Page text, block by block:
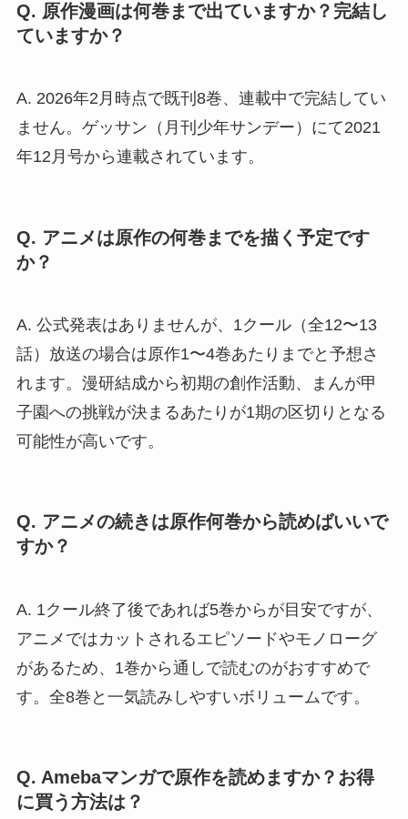
Q. 原作漫画は何巻まで出ていますか？完結し
ていますか？
A. 2026年2月時点で既刊8巻、連載中で完結してい
ません。ゲッサン（月刊少年サンデー）にて2021
年12月号から連載されています。
Q. アニメは原作の何巻までを描く予定です
か？
A. 公式発表はありませんが、1クール（全12〜13
話）放送の場合は原作1〜4巻あたりまでと予想さ
れます。漫研結成から初期の創作活動、まんが甲
子園への挑戦が決まるあたりが1期の区切りとなる
可能性が高いです。
Q. アニメの続きは原作何巻から読めばいいで
すか？
A. 1クール終了後であれば5巻からが目安ですが、
アニメではカットされるエピソードやモノローグ
があるため、1巻から通しで読むのがおすすめで
す。全8巻と一気読みしやすいボリュームです。
Q. Amebaマンガで原作を読めますか？お得
に買う方法は？